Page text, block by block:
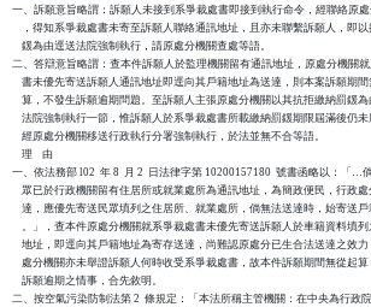
一、訴願意旨略謂：訴願人未接到系爭裁處書即接到執行命令，經聯絡原
，得知系爭裁處書未寄至訴願人聯絡通訊地址，且亦未聯繫訴願人，即以
    鍰為由逕送法院強制執行，請原處分機關查處等語。
二、答辯意旨略謂：查本件訴願人於監理機關留有通訊地址，原處分機關
書未優先寄送訴願人通訊地址即逕向其戶籍地址為送達，則本案訴願期間
算，不發生訴願逾期問題。至訴願人主張原處分機關以其抗拒繳納罰鍰為
法院強制執行一節，惟訴願人於系爭裁處書所載繳納罰鍰期限屆滿後仍未
    經原處分機關移送行政執行分署強制執行，於法並無不合等語。
    理    由
一、依法務部 l02  年 8  月 2  日法律字第 10200157180  號書函略以：「…
眾已於行政機關留有住居所或就業處所為通訊地址，為簡政便民，行政處
達，應優先寄送民眾填列之住居所、就業處所，倘無法送達時，始寄送
。」，查本件原處分機關就系爭裁處書未優先寄送訴願人於車籍資料填
地址，即逕向其戶籍地址為寄存送達，尚難認原處分已生合法送達之效
處分機關亦未舉證訴願人何時收受系爭裁處書，故本件訴願期間無從起算
    訴願逾期之情事，合先敘明。
二、按空氣污染防制法第 2  條規定：「本法所稱主管機關：在中央為行政